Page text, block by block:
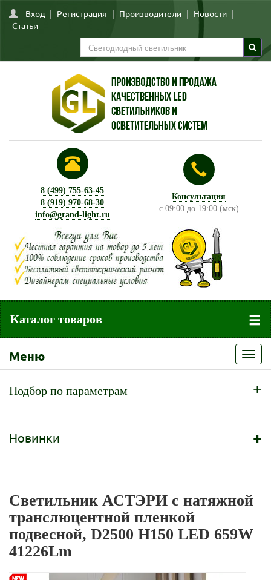
Вход | Регистрация | Производители | Новости |
Статьи
8 (499) 755-63-45
8 (919) 970-68-30
info@grand-light.ru
Консультация
с 09:00 до 19:00 (мск)
Каталог товаров
Меню
Подбор по параметрам +
Новинки +
Светильник АСТЭРИ c натяжной
транслюцентной пленкой
подвесной, D2500 H150 LED 659W
41226Lm